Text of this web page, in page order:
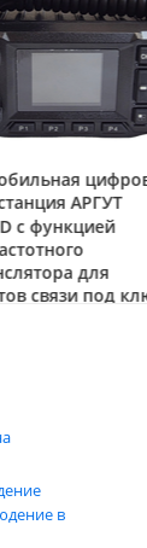
цифровая
АРГУТ
функцией
для
связи под ключ
в